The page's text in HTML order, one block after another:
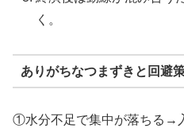
く。
ありがちなつまずきと回避
①水分不足で集中が落ちる→